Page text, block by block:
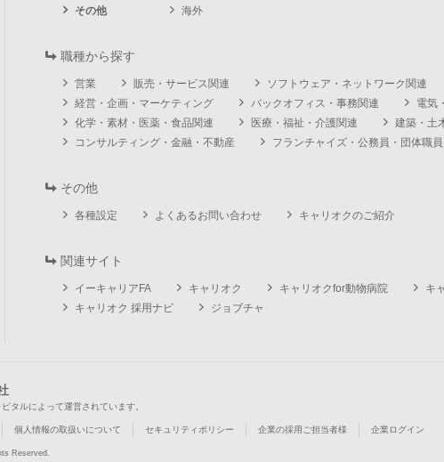
その他
海外
職種から探す
営業 販売・サービス関連
ソフトウェア・ネットワーク関連
経営・企画・マーケティング
バックオフィス・事務関連
電気
化学・素材・医薬・食品関連
医療・福祉・介護関連
建築・土
コンサルティング・金融・不動産
フランチャイズ・公務員・団体職
その他
各種設定 よくあるお問い合わせ キャリオクのご紹介
関連サイト
イーキャリアFA キャリオク キャリオクfor動物病院
キ
キャリオク 採用ナビ
ジョブチャ
タルによって運営されています。
個人情報の取扱いについて セキュリティポリシー 企業の採用ご担当者様 企業ログイン
Reserved.